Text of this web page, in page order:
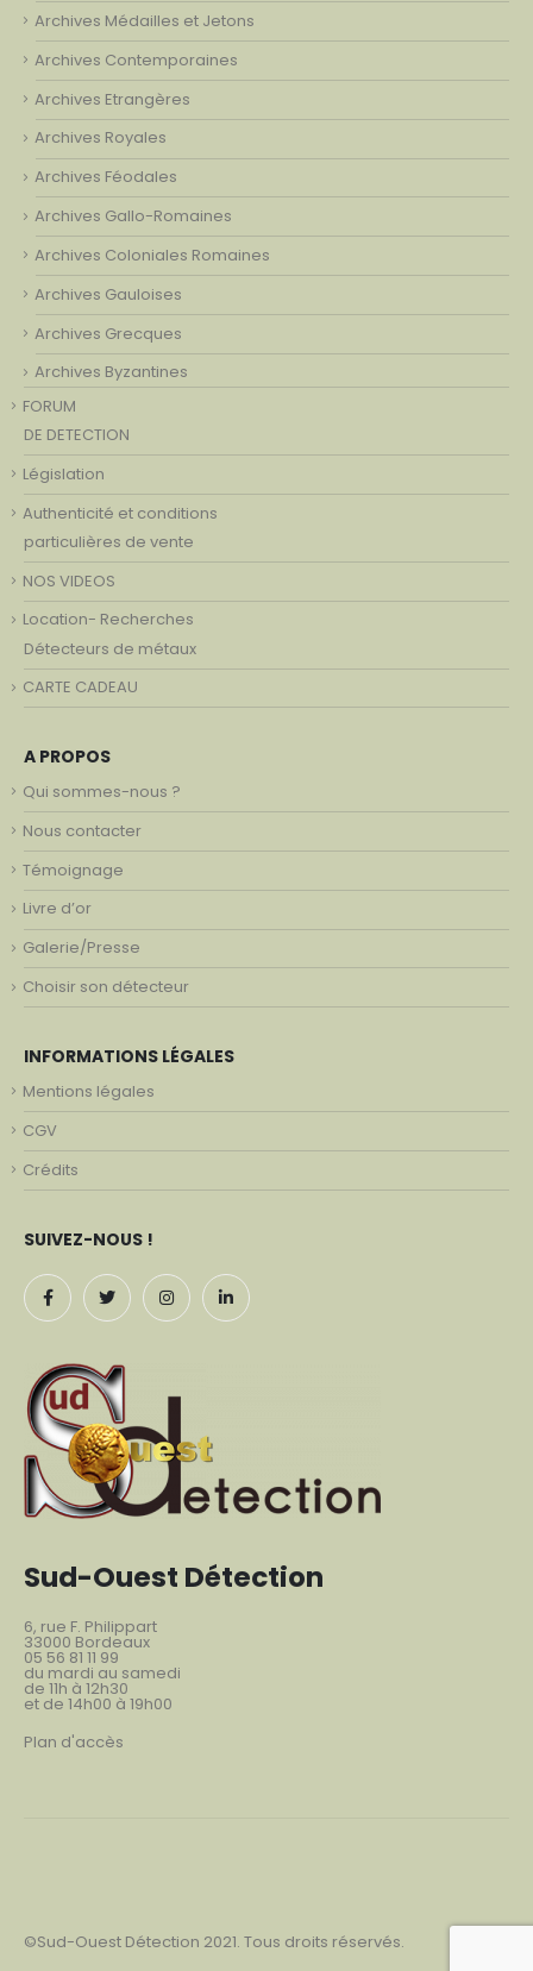
Archives Médailles et Jetons
Archives Contemporaines
Archives Etrangères
Archives Royales
Archives Féodales
Archives Gallo-Romaines
Archives Coloniales Romaines
Archives Gauloises
Archives Grecques
Archives Byzantines
FORUM
DE DETECTION
Législation
Authenticité et conditions
particulières de vente
NOS VIDEOS
Location- Recherches
Détecteurs de métaux
CARTE CADEAU
A PROPOS
Qui sommes-nous ?
Nous contacter
Témoignage
Livre d’or
Galerie/Presse
Choisir son détecteur
INFORMATIONS LÉGALES
Mentions légales
CGV
Crédits
SUIVEZ-NOUS !
Sud-Ouest Détection
6, rue F. Philippart
33000 Bordeaux
05 56 81 11 99
du mardi au samedi
de 11h à 12h30
et de 14h00 à 19h00
Plan d'accès
©Sud-Ouest Détection 2021. Tous droits réservés.